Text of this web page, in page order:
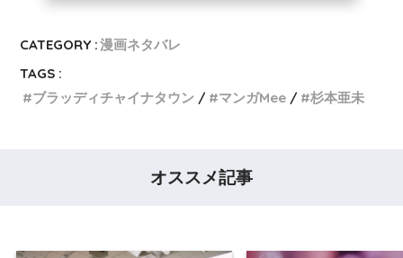
CATEGORY :漫画ネタバレ
TAGS :
ブラッディチャイナタウン
マンガMee 杉本亜未
オススメ記事